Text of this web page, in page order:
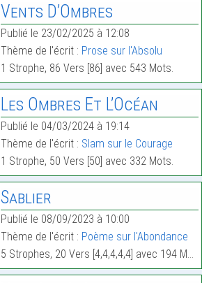
Vents D’Ombres
Publié le 23/02/2025 à 12:08
Thème de l'écrit : Prose sur l'Absolu
1 Strophe, 86 Vers [86] avec 543 Mots.
Les Ombres Et L’Océan
Publié le 04/03/2024 à 19:14
Thème de l'écrit : Slam sur le Courage
1 Strophe, 50 Vers [50] avec 332 Mots.
Sablier
Publié le 08/09/2023 à 10:00
Thème de l'écrit : Poème sur l'Abondance
5 Strophes, 20 Vers [4,4,4,4,4] avec 194 Mots.